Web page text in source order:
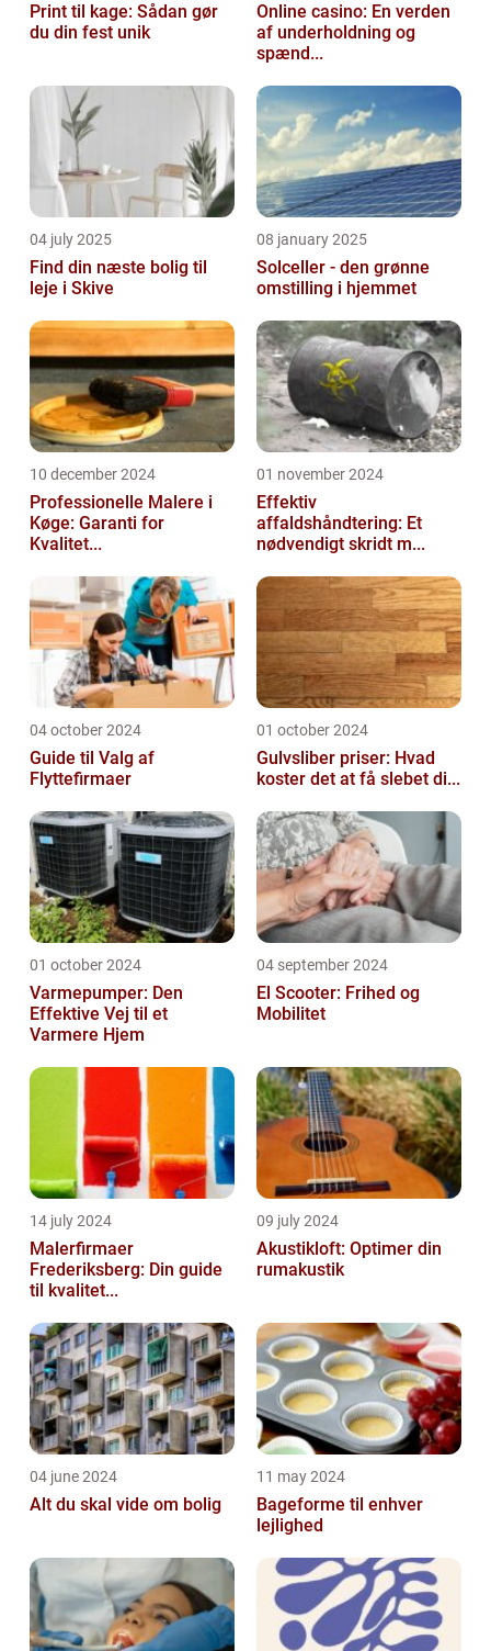
Print til kage: Sådan gør
du din fest unik
Online casino: En verden
af underholdning og
spænd...
04 july 2025
Find din næste bolig til
leje i Skive
08 january 2025
Solceller - den grønne
omstilling i hjemmet
10 december 2024
Professionelle Malere i
Køge: Garanti for
Kvalitet...
01 november 2024
Effektiv
affaldshåndtering: Et
nødvendigt skridt m...
04 october 2024
Guide til Valg af
Flyttefirmaer
01 october 2024
Gulvsliber priser: Hvad
koster det at få slebet di...
01 october 2024
Varmepumper: Den
Effektive Vej til et
Varmere Hjem
04 september 2024
El Scooter: Frihed og
Mobilitet
14 july 2024
Malerfirmaer
Frederiksberg: Din guide
til kvalitet...
09 july 2024
Akustikloft: Optimer din
rumakustik
04 june 2024
Alt du skal vide om bolig
11 may 2024
Bageforme til enhver
lejlighed